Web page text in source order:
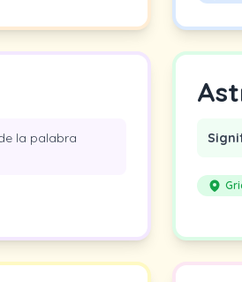
la palabra